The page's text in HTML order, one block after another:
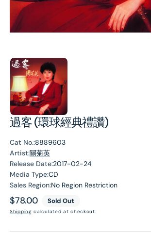
過客 (環球經典禮讚)
Cat No.:8889603
Artist:關菊英
Release Date:2017-02-24
Media Type:CD
Sales Region:No Region Restriction
Regular
price
$78.00 Sold Out
Shipping calculated at checkout.